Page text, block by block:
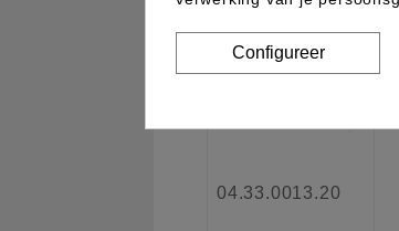
Nieuw favorite_border
04.33.0013.20
Configureer